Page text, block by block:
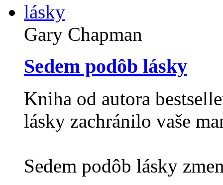
Gary Chapman
Sedem podôb lásky
Kniha od autora
lásky zachránilo vaše
Sedem podôb lásky